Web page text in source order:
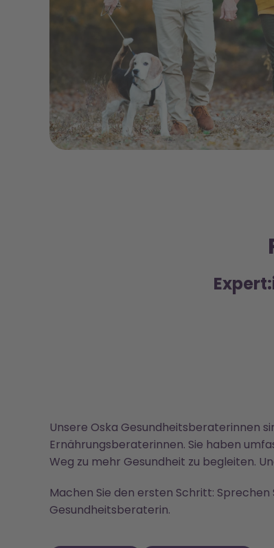
Unsere Oska Gesundheitsberaterinnen
Ernährungsberaterinnen. Sie haben
Weg zu mehr Gesundheit zu begleiten.
Machen Sie den ersten Schritt:
Gesundheitsberaterin.